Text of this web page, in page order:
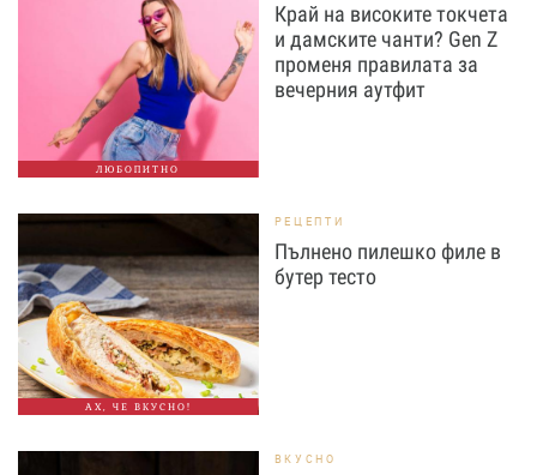
ЛЮБОПИТНО
Край на високите токчета
и дамските чанти? Gen Z
променя правилата за
вечерния аутфит
АХ, ЧЕ ВКУСНО!
РЕЦЕПТИ
Пълнено пилешко филе в
бутер тесто
ВКУСНО